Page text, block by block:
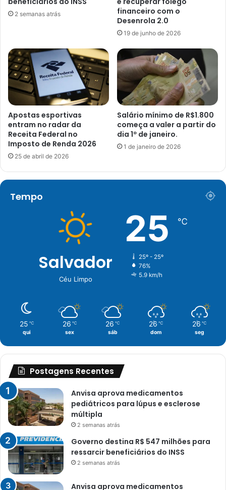
2 semanas atrás
financeiro com o
Desenrola 2.0
19 de junho de 2026
Apostas esportivas
entram no radar da
Receita Federal no
Imposto de Renda 2026
25 de abril de 2026
Salário mínimo de R$1.800
começa a valer a partir do
dia 1º de janeiro.
1 de janeiro de 2026
Tempo
Salvador
Céu Limpo
25 ℃
25º - 25º
76%
5.9 km/h
25 ℃
qui
26 ℃
sex
26 ℃
sáb
26 ℃
dom
26 ℃
seg
Postagens Recentes
Anvisa aprova medicamentos
pediátricos para lúpus e esclerose
múltipla
2 semanas atrás
Governo destina R$ 547 milhões para
ressarcir beneficiários do INSS
2 semanas atrás
Anvisa aprova medicamentos